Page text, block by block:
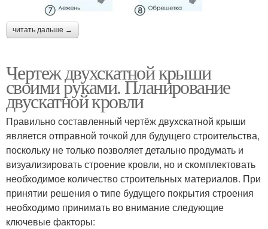
читать дальше →
Чертеж двухскатной крыши
своими руками. Планирование
двускатной кровли
Правильно составленный чертёж двухскатной крыши
является отправной точкой для будущего строительства,
поскольку не только позволяет детально продумать и
визуализировать строение кровли, но и скомплектовать
необходимое количество строительных материалов. При
принятии решения о типе будущего покрытия строения
необходимо принимать во внимание следующие
ключевые факторы: